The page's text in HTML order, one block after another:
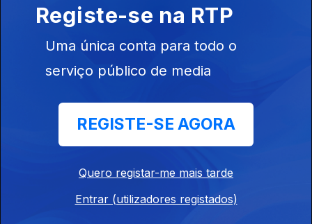
Joa Vitor sente-se um DJ.
Desenjoa #88 | High School Reunion
28 abr. 2026
Joa Vitor sente-se mal.
Registe-se na RTP
Uma única conta para todo o
serviço público de media
REGISTE-SE AGORA
Quero registar-me mais tarde
Entrar (utilizadores registados)